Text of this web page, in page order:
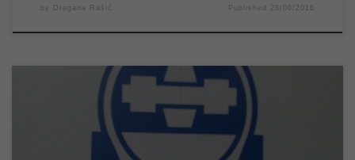
by Dragana Rašić Published 28/06/2016
Како смо обавештени од стране конзорцијума који је на јавној
набавци добио посао изградње постројења за пречишћавање
питке воде за град Зрењанин, први контигент са опремом за